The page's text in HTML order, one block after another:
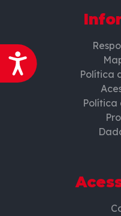
Acessibilidade
Política